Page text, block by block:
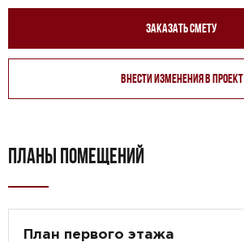
Заказать смету
Внести изменения в проект
ПЛАНЫ ПОМЕЩЕНИЙ
План первого этажа